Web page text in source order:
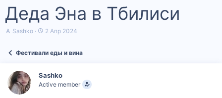
Деда Эна в Тбилиси
А
т
е
м
ы
Sashko
Д
а
ч
а
2 Апр 2024
Фестивали еды и вина
Sashko
Active member